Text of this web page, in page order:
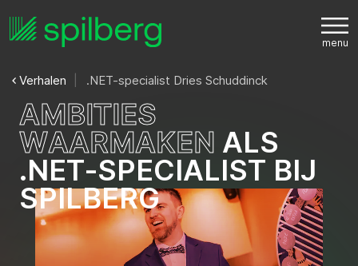
Verhalen .NET-specialist Dries Schuddinck
AMBITIES
WAARMAKEN ALS
.NET-SPECIALIST BIJ
SPILBERG